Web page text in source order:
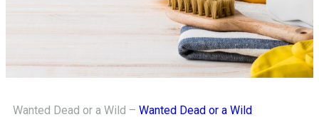
Wanted Dead or a Wild – Wanted Dead or a Wild